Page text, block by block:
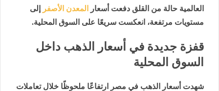
العالمية حالة من القلق دفعت أسعار
المعدن الأصفر
إلى
مستويات مرتفعة، انعكست سريعًا على السوق المحلية.
قفزة جديدة في أسعار الذهب داخل
السوق المحلية
شهدت أسعار الذهب في مصر ارتفاعًا ملحوظًا خلال تعاملات